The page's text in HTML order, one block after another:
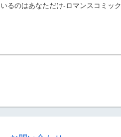
るのはあなただけ-ロマンスコミック